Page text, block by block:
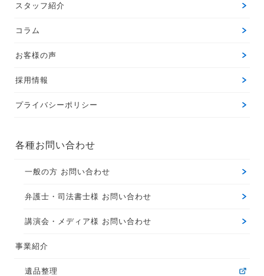
スタッフ紹介
コラム
お客様の声
採用情報
プライバシーポリシー
各種お問い合わせ
一般の方 お問い合わせ
弁護士・司法書士様 お問い合わせ
講演会・メディア様 お問い合わせ
事業紹介
遺品整理